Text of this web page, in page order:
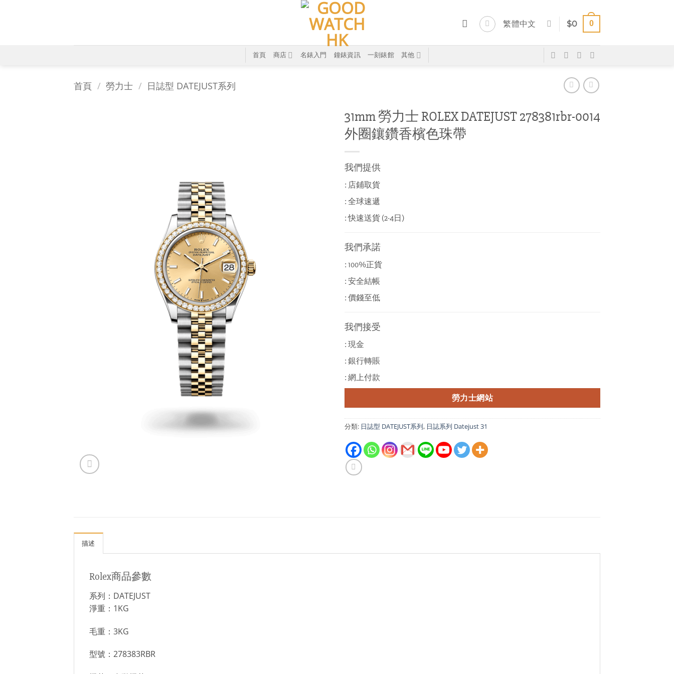
繁體中文 $0 0
首頁 商店 名錶入門 鐘錶資訊 一刻錶館 其他
首頁 / 勞力士 / 日誌型 DATEJUST系列
31mm 勞力士 ROLEX DATEJUST 278381rbr-0014
外圈鑲鑽香檳色珠帶
我們提供
: 店鋪取貨
: 全球速遞
: 快速送貨 (2-4日)
我們承諾
: 100%正貨
: 安全結帳
: 價錢至低
我們接受
: 現金
: 銀行轉賬
: 網上付款
勞力士網站
分類: 日誌型 DATEJUST系列, 日誌系列 Datejust 31
描述
Rolex商品參數
系列：DATEJUST
淨重：1KG
毛重：3KG
型號：278383RBR